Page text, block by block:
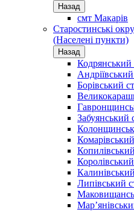
Назад
смт Макарів
Старостинські
(Населені пункти)
Назад
Кодрянський
Борівський
Забуянський
Липівський